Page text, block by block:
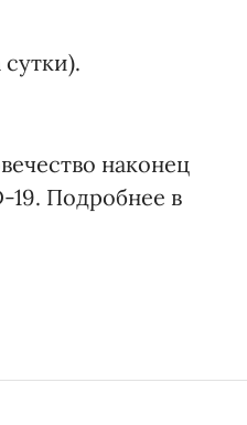
наконец
19. Подробнее в